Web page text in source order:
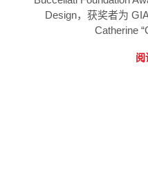
Design，获奖者为
Catherine